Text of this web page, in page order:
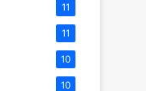
11
11
10
10